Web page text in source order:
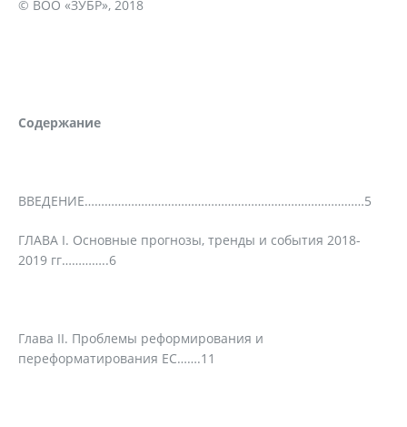
© ВОО «ЗУБР», 2018
Содержание
ВВЕДЕНИЕ…………………………………………………………………………5
ГЛАВА I. Основные прогнозы, тренды и события 2018-
2019 гг…………..6
Глава II. Проблемы реформирования и
переформатирования ЕС…….11